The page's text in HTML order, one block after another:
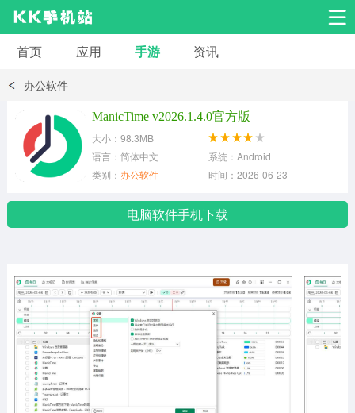
安卓应用
小说漫画
金融理财 新闻资讯 游戏辅助
安卓其它
首页 应用 手游 资讯
办公软件
ManicTime v2026.1.4.0官方版
大小：98.3MB
语言：简体中文
系统：Android
类别： 办公软件 时间：2026-06-23
电脑软件手机下载